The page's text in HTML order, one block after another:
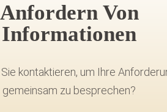
Anfordern Von
Informationen
kontaktieren, um Ihre
gemeinsam zu besprechen?